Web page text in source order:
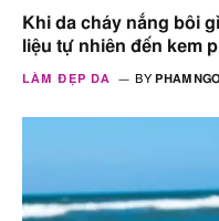
Khi da cháy nắng bôi
liệu tự nhiên đến kem
LÀM ĐẸP DA BY